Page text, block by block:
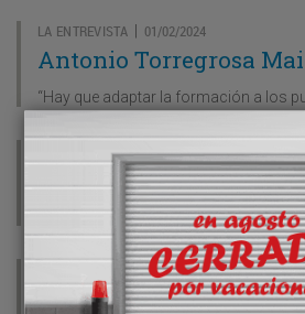
LA ENTREVISTA| 01/02/2024
Antonio Torregrosa
“Hay que adaptar la formación a los
LA ENTREVISTA|22/01/2024
Elvira Gallego Uribe
“El ETS puede suponer una huida de
LA ENTREVISTA|15/01/2024
María Luz Cobos